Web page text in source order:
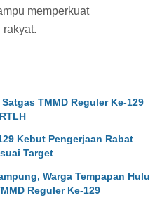
memperkuat
rakyat.
TMMD Reguler Ke-129
Kebut Pengerjaan Rabat
Target
Warga Tempapan Hulu
Reguler Ke-129